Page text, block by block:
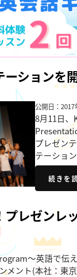
ションを
公開日：2017
8月11日、
プレゼン
テーショ
続きを
プレゼンレ
～英語で伝
メント(本社：東